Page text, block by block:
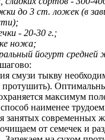
до 3 ст. ложек (в
- 20-30 г.;
ножа;
йогурт средней
смузи тыкву
протушить).
максимум
наименее
занятых современных
от семечек и